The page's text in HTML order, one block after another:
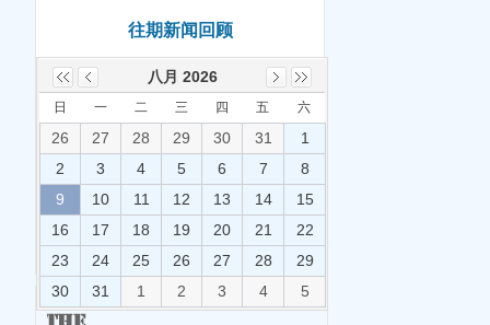
往期新闻回顾
八月 2026
日 一 二 三 四 五 六
26 27 28 29 30 31
1
2
3 4 5 6 7
8
9
10 11 12 13 14
15
16
17 18 19 20 21
22
23
24 25 26 27 28
29
30
31 1 2 3 4 5